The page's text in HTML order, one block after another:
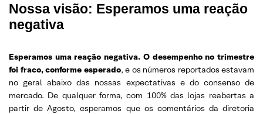
Nossa visão: Esperamos uma reação
negativa
Esperamos uma reação negativa. O desempenho no trimestre
foi fraco, conforme esperado, e os números reportados estavam
no geral abaixo das nossas expectativas e do consenso de
mercado. De qualquer forma, com 100% das lojas reabertas a
partir de Agosto, esperamos que os comentários da diretoria